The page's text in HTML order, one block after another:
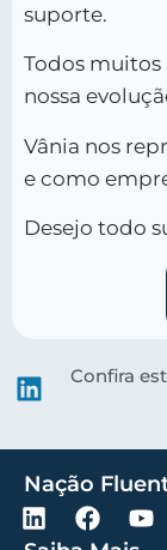
suporte.
Todos muitos
nossa
Vânia nos
e como
Desejo todo
Confira
Nação